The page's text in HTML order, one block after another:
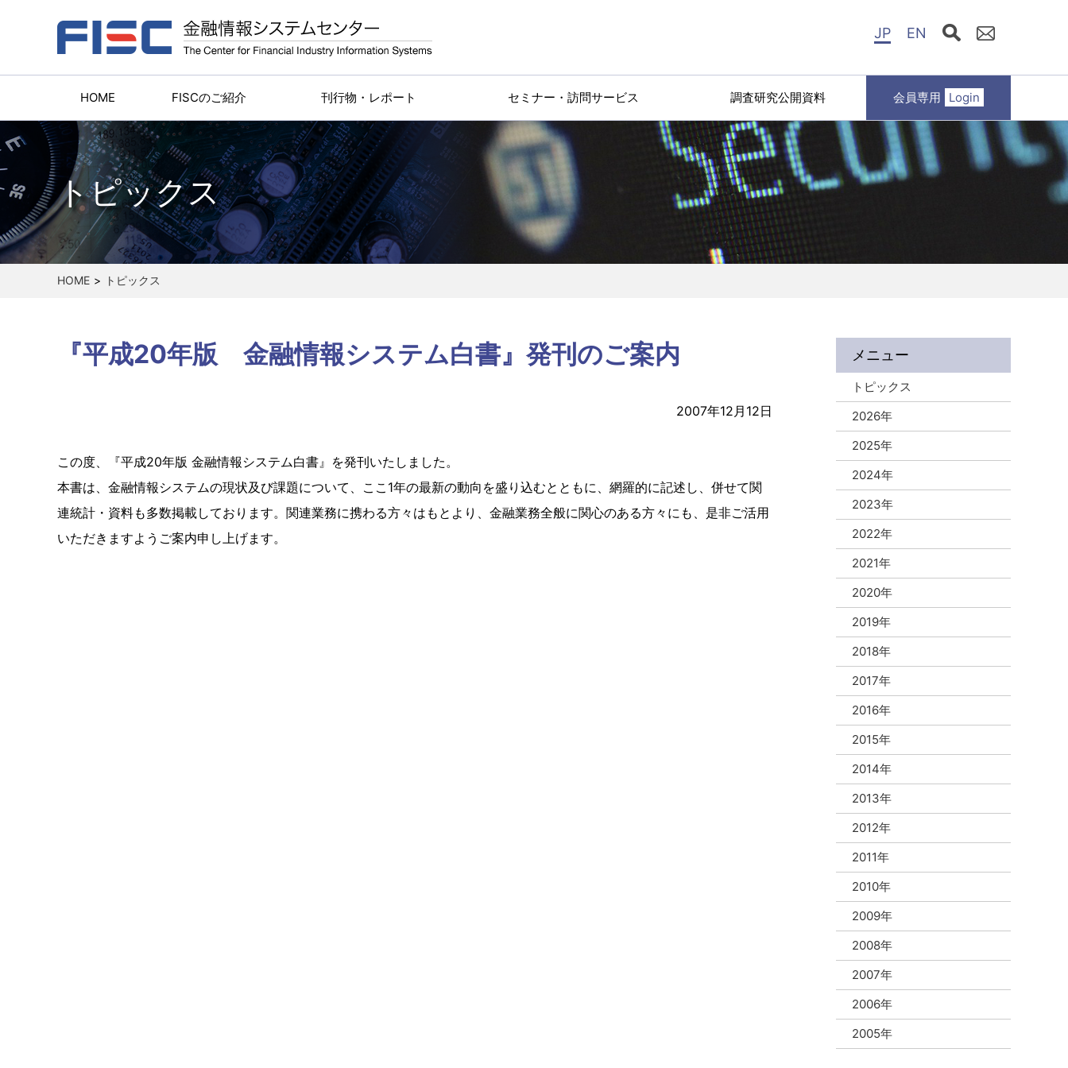
JP EN
HOME FISCのご紹介 刊行物・レポート セミナー・訪問サービス 調査研究公開資料 会員専用 Login
トピックス
HOME トピックス
『平成20年版 金融情報システム白書』発刊のご案内
2007年12月12日
この度、『平成20年版 金融情報システム白書』を発刊いたしました。
本書は、金融情報システムの現状及び課題について、ここ1年の最新の動向を盛り込むとともに、網羅的に記述し、併せて関
連統計・資料も多数掲載しております。関連業務に携わる方々はもとより、金融業務全般に関心のある方々にも、是非ご活用
いただきますようご案内申し上げます。
メニュー
トピックス
2026年
2025年
2024年
2023年
2022年
2021年
2020年
2019年
2018年
2017年
2016年
2015年
2014年
2013年
2012年
2011年
2010年
2009年
2008年
2007年
2006年
2005年